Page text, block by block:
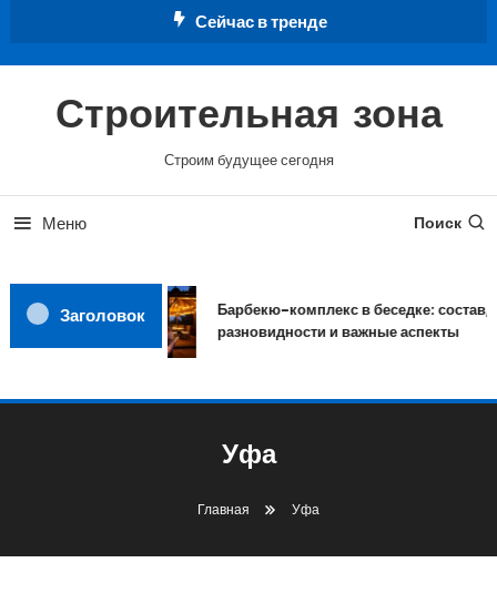
Сейчас в тренде
Строительная зона
Строим будущее сегодня
Меню Поиск
Заголовок
Барбекю-комплекс в беседке: состав,
разновидности и важные аспекты
Уфа
Главная Уфа